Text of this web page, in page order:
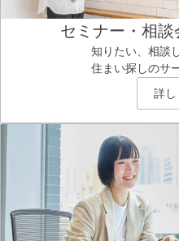
セミナー・相
知りたい、相談
住まい探しのサ
詳し